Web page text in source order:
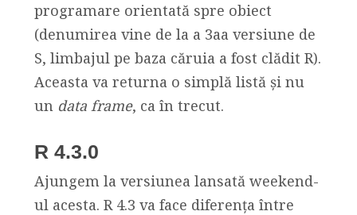
programare orientată spre obiect
(denumirea vine de la a 3aa versiune de
S, limbajul pe baza căruia a fost clădit R).
Aceasta va returna o simplă listă și nu
un data frame, ca în trecut.
R 4.3.0
Ajungem la versiunea lansată weekend-
ul acesta. R 4.3 va face diferența între